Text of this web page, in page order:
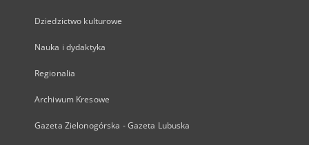
Dziedzictwo kulturowe
Nauka i dydaktyka
Regionalia
Archiwum Kresowe
Gazeta Zielonogórska - Gazeta Lubuska